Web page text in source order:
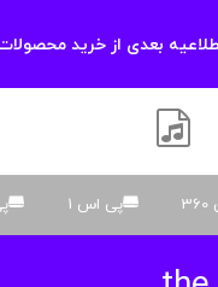
بعدی از خرید محصولات
موسیقی و صدا
پی اس 1